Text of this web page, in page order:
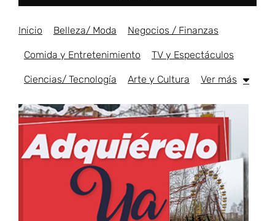
Inicio Belleza/ Moda Negocios / Finanzas
Comida y Entretenimiento TV y Espectáculos
Ciencias/ Tecnología Arte y Cultura Ver más